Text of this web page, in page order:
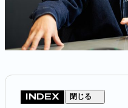
INDEX 閉じる